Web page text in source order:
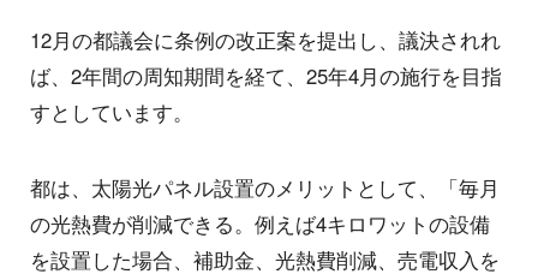
12月の都議会に条例の改正案を提出し、議決されれ
ば、2年間の周知期間を経て、25年4月の施行を目指
すとしています。
都は、太陽光パネル設置のメリットとして、「毎月
の光熱費が削減できる。例えば4キロワットの設備
を設置した場合、補助金、光熱費削減、売電収入を